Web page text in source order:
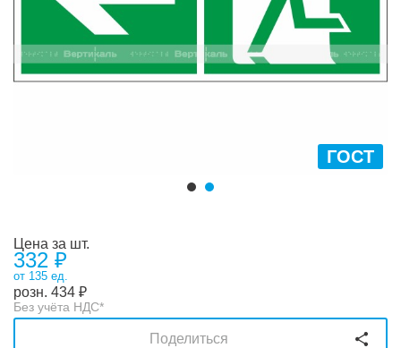
ГОСТ
Цена за шт.
332 ₽
от 135 ед.
розн. 434 ₽
Без учёта НДС*
Поделиться